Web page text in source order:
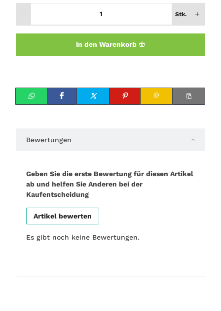
Stk.
In den Warenkorb
Bewertungen
Geben Sie die erste Bewertung für diesen Artikel
ab und helfen Sie Anderen bei der
Kaufentscheidung
Artikel bewerten
Es gibt noch keine Bewertungen.